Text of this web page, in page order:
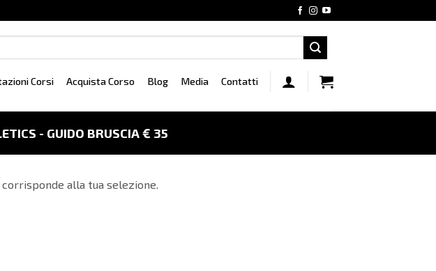
Corsi Acquista Corso Blog Media Contatti
- GUIDO BRUSCIA € 35
alla tua selezione.